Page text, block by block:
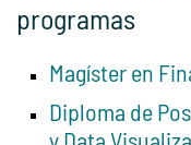
programas
Magíster en
Diploma de